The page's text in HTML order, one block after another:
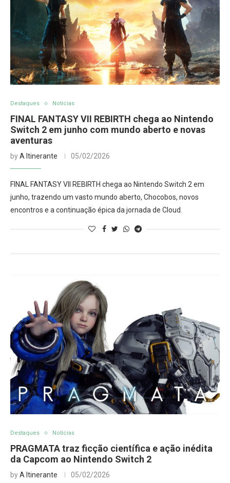
Destaques Notícias
FINAL FANTASY VII REBIRTH chega ao Nintendo
Switch 2 em junho com mundo aberto e novas
aventuras
byA Itinerante 05/02/2026
FINAL FANTASY VII REBIRTH chega ao Nintendo Switch 2 em
junho, trazendo um vasto mundo aberto, Chocobos, novos
encontros e a continuação épica da jornada de Cloud.
Destaques Notícias
PRAGMATA traz ficção científica e ação inédita
da Capcom ao Nintendo Switch 2
byA Itinerante 05/02/2026